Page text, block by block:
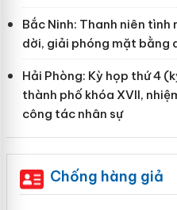
Bắc Ninh: Thanh niên
dời, giải phóng mặt bằng
Hải Phòng: Kỳ họp thứ 4
thành phố khóa XVII,
công tác nhân sự
Chống hàng giả